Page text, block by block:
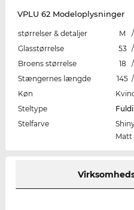
VPLU 62 Modeloplysninger
størrelser & detaljer M /
Glasstørrelse
53 /
Broens størrelse
18 /
Stængernes længde
145 /
Køn
Steltype
Stelfarve
Matt